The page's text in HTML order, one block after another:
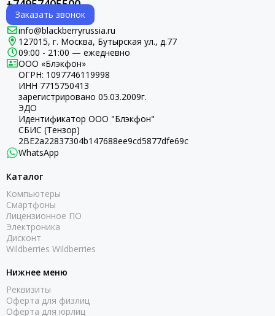
+74957405500
Заказать звонок
info@blackberryrussia.ru
127015, г. Москва, Бутырская ул., д.77
09:00 - 21:00 — ежедневно
ООО «Блэкфон»
ОГРН: 1097746119998
ИНН 7715750413
зарегистрировано 05.03.2009г.
ЭДО
Идентификатор ООО "Блэкфон"
СБИС (Тензор)
2BE2a22837304b147688ee9cd5877dfe69c
WhatsApp
Каталог
Компьютеры
Смартфоны
Лицензионное ПО
Электроника
Дисконт
Wildberries Wildberries
Нижнее меню
Реквизиты
Оферта для физлиц
Оферта для юрлиц